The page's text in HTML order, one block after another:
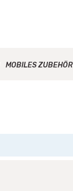
MOBILES ZUBEHÖR